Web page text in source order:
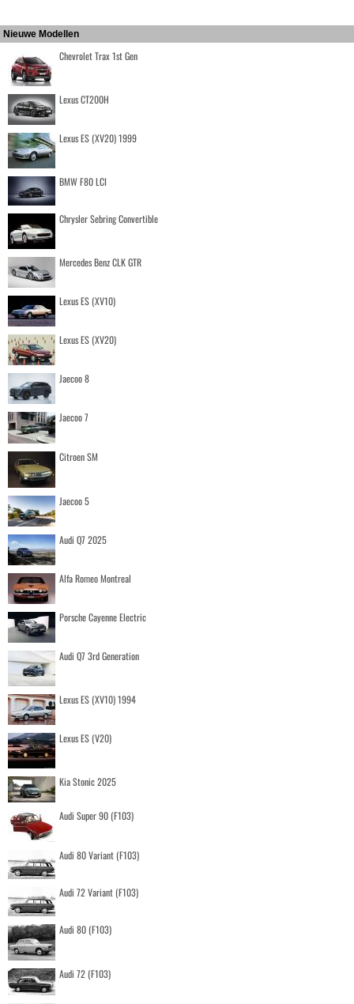
Nieuwe Modellen
Chevrolet Trax 1st Gen
Lexus CT200H
Lexus ES (XV20) 1999
BMW F80 LCI
Chrysler Sebring Convertible
Mercedes Benz CLK GTR
Lexus ES (XV10)
Lexus ES (XV20)
Jaecoo 8
Jaecoo 7
Citroen SM
Jaecoo 5
Audi Q7 2025
Alfa Romeo Montreal
Porsche Cayenne Electric
Audi Q7 3rd Generation
Lexus ES (XV10) 1994
Lexus ES (V20)
Kia Stonic 2025
Audi Super 90 (F103)
Audi 80 Variant (F103)
Audi 72 Variant (F103)
Audi 80 (F103)
Audi 72 (F103)